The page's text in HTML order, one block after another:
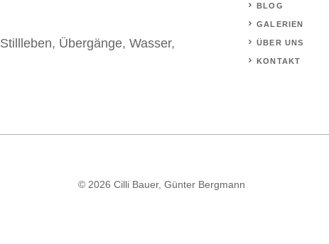
Stillleben, Übergänge, Wasser,
BLOG
GALERIEN
ÜBER UNS
KONTAKT
© 2026 Cilli Bauer, Günter Bergmann